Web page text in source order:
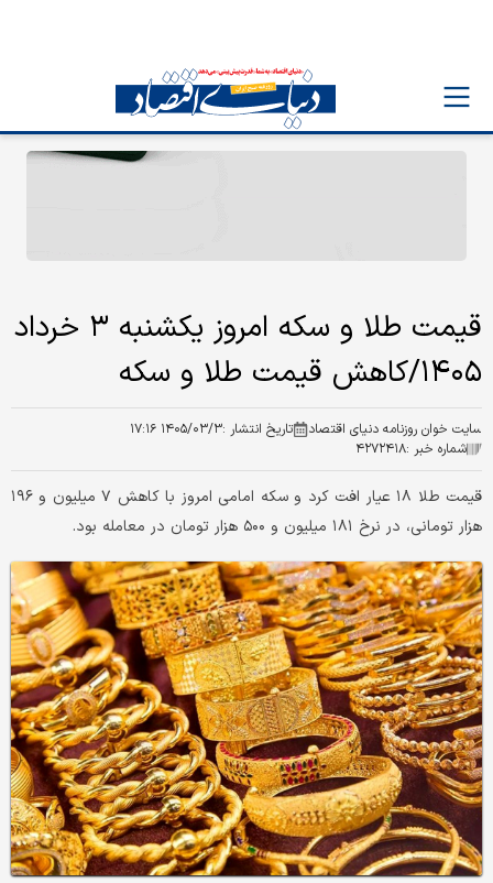
قیمت طلا و سکه امروز‌ یکشنبه ۳ خرداد
۱۴۰۵/کاهش قیمت طلا و سکه
سایت خوان روزنامه دنیای اقتصاد تاریخ انتشار :۱۴۰۵/۰۳/۳ ۱۷:۱۶
شماره خبر :۴۲۷۲۴۱۸
قیمت طلا ۱۸ عیار افت کرد و سکه امامی امروز با کاهش ۷ میلیون و ۱۹۶
هزار تومانی، در نرخ ۱۸۱ میلیون و ۵۰۰ هزار تومان در معامله بود.